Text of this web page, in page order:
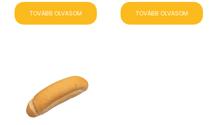
TOVÁBB OLVASOM TOVÁBB OLVASOM